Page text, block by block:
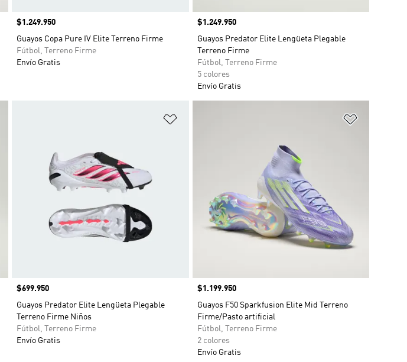
Precio
$1.249.950
Guayos Copa Pure IV Elite Terreno Firme
Fútbol, Terreno Firme
Envío Gratis
Precio
$1.249.950
Guayos Predator Elite Lengüeta Plegable
Terreno Firme
Fútbol, Terreno Firme
5 colores
Envío Gratis
Precio
$699.950
Guayos Predator Elite Lengüeta Plegable
Terreno Firme Niños
Fútbol, Terreno Firme
Envío Gratis
Precio
$1.199.950
Guayos F50 Sparkfusion Elite Mid Terreno
Firme/Pasto artificial
Fútbol, Terreno Firme
2 colores
Envío Gratis